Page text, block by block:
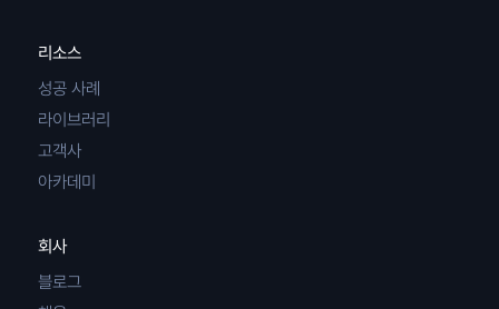
리소스
성공 사례
라이브러리
고객사
아카데미
회사
블로그